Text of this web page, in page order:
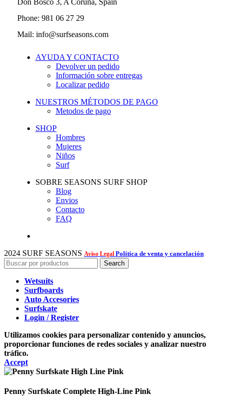
Phone: 981 06 27 29
Mail: info@surfseasons.com
AYUDA Y CONTACTO
Devolver un pedido
Información sobre entregas
Localizar pedido
NUESTROS MÉTODOS DE PAGO
Metodos de pago
SHOP
Hombres
Mujeres
Niños
Surf
SOBRE SEASONS SURF SHOP
Blog
Envios
Contacto
FAQ
2024 SURF SEASONS Aviso Legal Política de venta y cancelación
Search
Wetsuits
Surfboards
Auto Accesories
Surfskate
Login / Register
Utilizamos cookies para personalizar contenido y anuncios,
proporcionar funciones de redes sociales y analizar nuestro
tráfico.
Accept
Penny Surfskate Complete High-Line Pink